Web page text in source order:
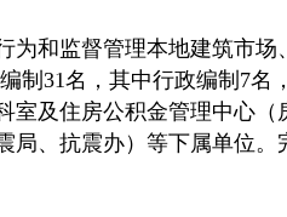
为和监督管理本地建筑市场
制31名，其中行政编制7名
及住房公积金管理中心（
局、抗震办）等下属单位。